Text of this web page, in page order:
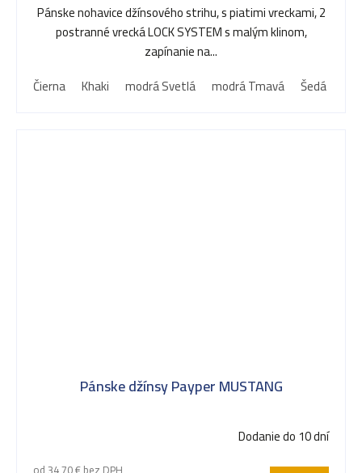
Pánske nohavice džínsového strihu, s piatimi vreckami, 2
postranné vrecká LOCK SYSTEM s malým klinom,
zapínanie na...
Čierna
Khaki modrá Svetlá modrá Tmavá Šedá
Pánske džínsy Payper MUSTANG
Dodanie do 10 dní